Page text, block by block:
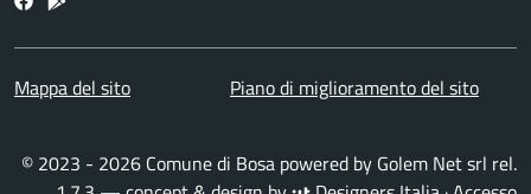
Mappa del sito Piano di miglioramento del sito
© 2023 - 2026 Comune di Bosa powered by Golem Net srl rel.